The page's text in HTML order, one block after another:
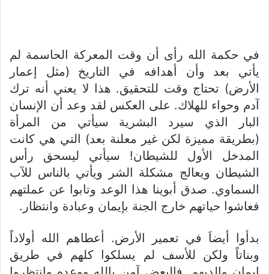
في حكمة الله رأى أن وقت المعركة الحاسمة لم
يأتي بعد وأن أهدافه في التاريخ (مثل إعمار
الأرض) تحتاج وقت للتحقيق. هذا لا يعني أنه ترك
آدم وحواء للهلاك. على العكس لقد وعد أن الإنسان
البار الذي سيرد البشرية سيأتي من المرأة
(بطريقة مميزة لكن غير معلنة بعد) التي هي كانت
المدخل الأول للشيطان! سيأتي ليسحق رأس
الشيطان ويعالج مشكلة الشر ويأتي بالناس للآب
السماوي. صدق أبوينا هذا الوعد وتابوا عن عملتهم
فعاشوا حياتهم خارج الجنة بإيمان وعبادة وانتظار.
بدأوا أيضاَ في تعمير الأرض. أعطاهم الله أولاداً
وبناتاً ولكن للأسف لم يسلكوا كلهم في طريق